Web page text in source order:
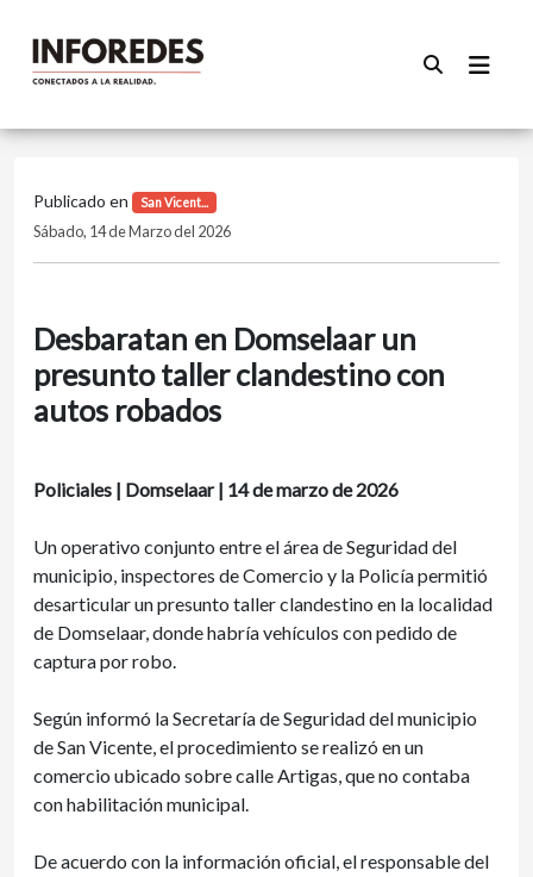
Publicado en San Vicent...
Sábado, 14 de Marzo del 2026
Desbaratan en Domselaar un
presunto taller clandestino con
autos robados
Policiales | Domselaar | 14 de marzo de 2026
Un operativo conjunto entre el área de Seguridad del
municipio, inspectores de Comercio y la Policía permitió
desarticular un presunto taller clandestino en la localidad
de Domselaar, donde habría vehículos con pedido de
captura por robo.
Según informó la Secretaría de Seguridad del municipio
de San Vicente, el procedimiento se realizó en un
comercio ubicado sobre calle Artigas, que no contaba
con habilitación municipal.
De acuerdo con la información oficial, el responsable del